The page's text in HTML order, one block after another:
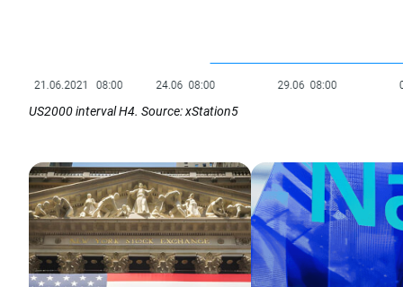
US2000 interval H4. Source: xStation5